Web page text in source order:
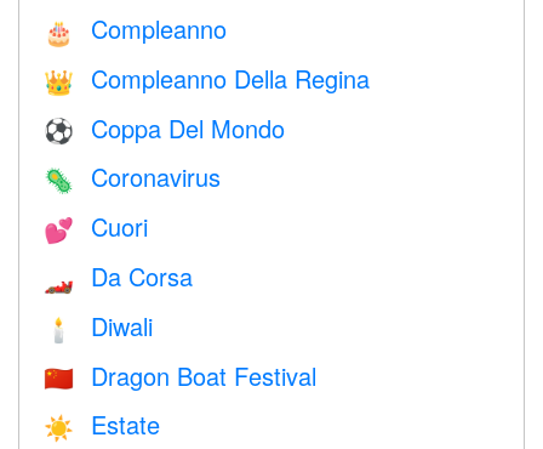
🎂 Compleanno
👑 Compleanno Della Regina
⚽ Coppa Del Mondo
🦠 Coronavirus
💕 Cuori
🏎 Da Corsa
🕯 Diwali
🇨🇳 Dragon Boat Festival
☀️ Estate